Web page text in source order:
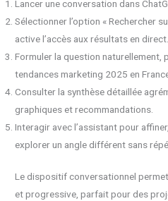
Lancer une conversation dans
Sélectionner l’option « Rechercher
active l’accès aux résultats en direct.
Formuler la question naturellement,
tendances marketing 2025 en France
Consulter la synthèse détaillée
graphiques et recommandations.
Interagir avec l’assistant pour
explorer un angle différent sans
Le dispositif conversationnel
et progressive, parfait pour des